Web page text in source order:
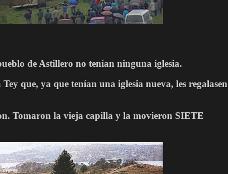
de Astillero no tenían ninguna iglesia.
que, ya que tenían una iglesia nueva, les regalasen
Tomaron la vieja capilla y la movieron SIETE